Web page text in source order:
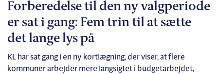
Forberedelse til den ny valgperiode
er sat i gang: Fem trin til at sætte
det lange lys på
KL har sat gang i en ny kortlægning, der viser, at flere
kommuner arbejder mere langsigtet i budgetarbejdet,